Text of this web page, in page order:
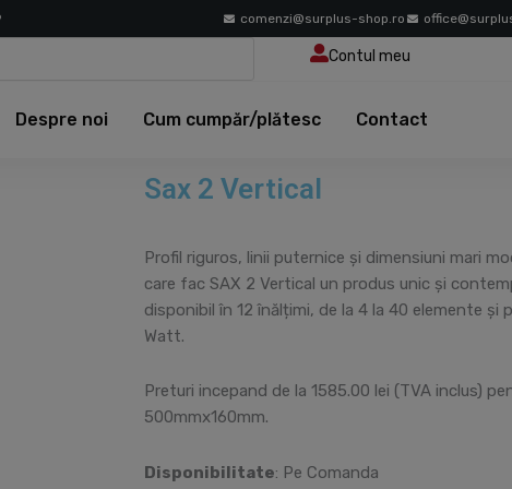
comenzi@surplus-shop.ro
Contul meu
Despre noi Cum cumpăr/plătesc Contact
Sax 2 Vertical
Profil riguros, linii puternice și dimensiuni mari
care fac SAX 2 Vertical un produs unic și
disponibil în 12 înălțimi, de la 4 la 40 elemente și
Watt.
Preturi incepand de la 1585.00 lei (TVA inclus)
500mmx160mm.
Disponibilitate: Pe Comanda